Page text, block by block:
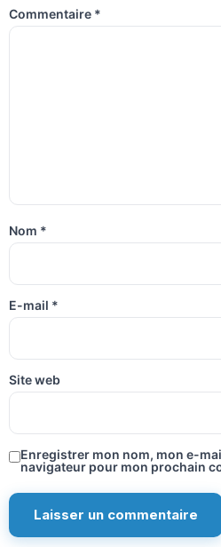
Commentaire *
Nom *
E-mail *
Site web
Enregistrer mon nom, mon e-
navigateur pour mon prochain